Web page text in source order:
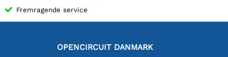
Fremragende service
OPENCIRCUIT DANMARK